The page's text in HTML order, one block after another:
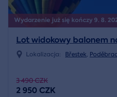
Wydarzenie już się kończy 9. 8.
Lot widokowy balonem
Lokalizacja: Břestek,
3 490 CZK
2 950 CZK